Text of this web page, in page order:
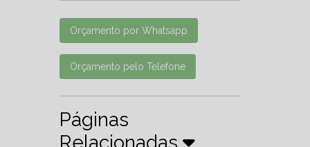
Orçamento por Whatsapp
Orçamento pelo Telefone
Páginas